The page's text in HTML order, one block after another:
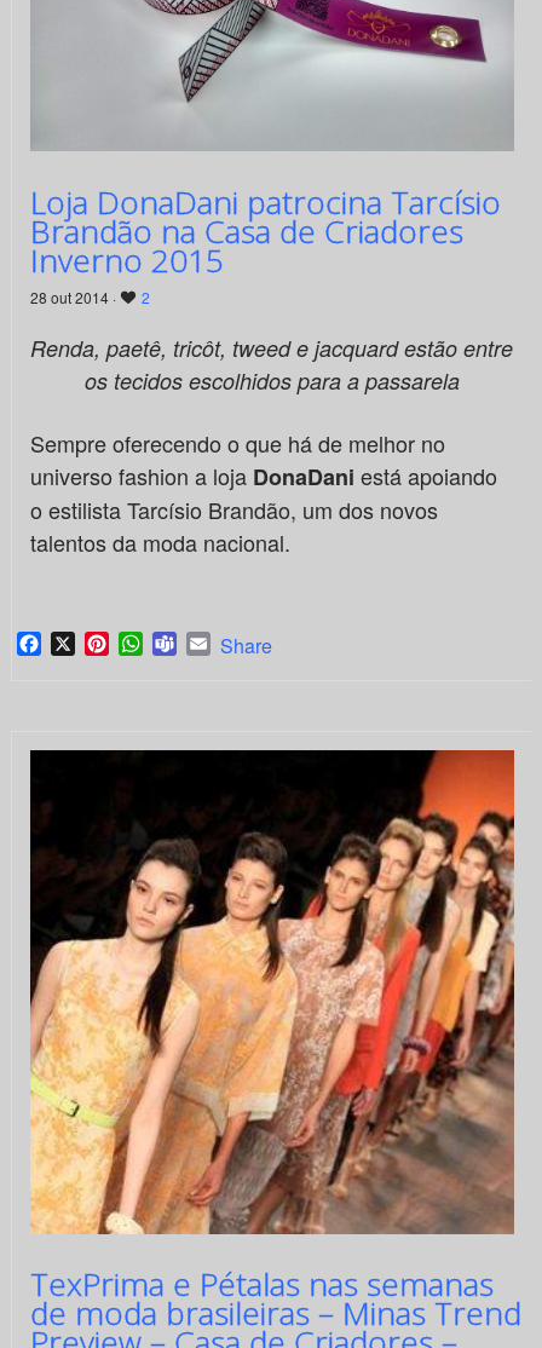
Loja DonaDani patrocina Tarcísio
Brandão na Casa de Criadores
Inverno 2015
28 out 2014 · 2
Renda, paetê, tricôt, tweed e jacquard estão entre
os tecidos escolhidos para a passarela
Sempre oferecendo o que há de melhor no
universo fashion a loja DonaDani está apoiando
o estilista Tarcísio Brandão, um dos novos
talentos da moda nacional.
Facebook
X PinterestWhatsApp
TeamsEmail
Share
TexPrima e Pétalas nas semanas
de moda brasileiras – Minas Trend